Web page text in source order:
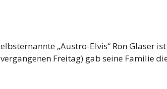
„Austro-Elvis“ Ron Glaser
Freitag) gab seine Familie